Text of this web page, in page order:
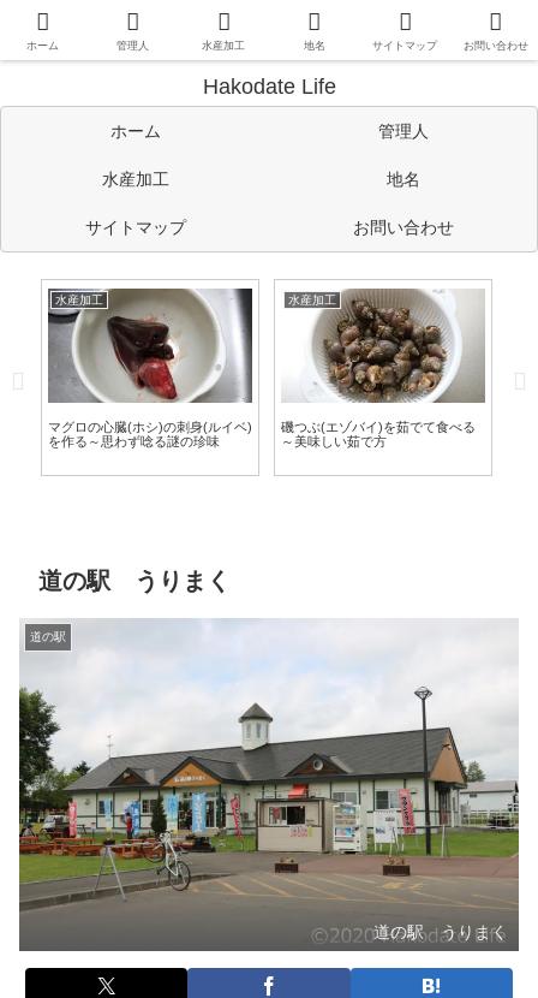
ています。
Hakodate Life
ホーム 管理人
水産加工 地名
サイトマップ お問い合わせ
水産加工
マグロの心臓(ホシ)の刺身(ルイベ)
を作る～思わず唸る謎の珍味
水産加工
磯つぶ(エゾバイ)を茹でて食べる
～美味しい茹で方
道の駅 うりまく
道の駅
道の駅 うりまく
ホーム 管理人 水産加工 地名 サイトマップ お問い合わせ